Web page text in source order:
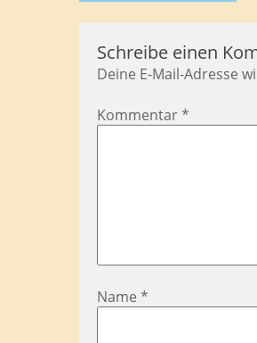
Schreibe einen
Deine E-Mail-Adresse
Kommentar *
Name *